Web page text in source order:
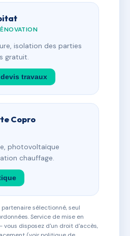
isolation des parties
gratuit.
devis travaux
Copro
photovoltaïque
chauffage.
sélectionné, seul
Service de mise en
vous disposez d'un droit d'accès,